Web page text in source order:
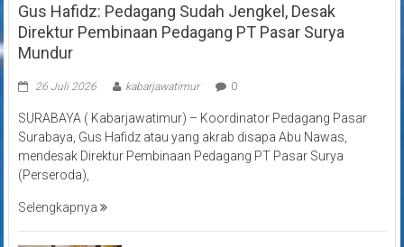
Gus Hafidz: Pedagang Sudah Jengkel, Desak
Direktur Pembinaan Pedagang PT Pasar Surya
Mundur
26 Juli 2026 kabarjawatimur 0
SURABAYA ( Kabarjawatimur) – Koordinator Pedagang Pasar
Surabaya, Gus Hafidz atau yang akrab disapa Abu Nawas,
mendesak Direktur Pembinaan Pedagang PT Pasar Surya
(Perseroda),
Selengkapnya